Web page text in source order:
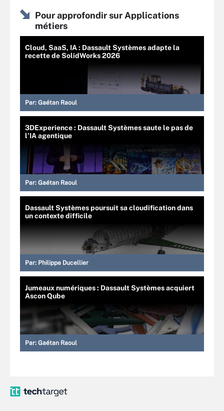
Pour approfondir sur Applications
métiers
Cloud, SaaS, IA : Dassault Systèmes adapte la
recette de SolidWorks 2026
Par: Gaétan Raoul
3DExperience : Dassault Systèmes saute le pas de
l’IA agentique
Par: Gaétan Raoul
Dassault Systèmes poursuit sa cloudification dans
un contexte difficile
Par: Philippe Ducellier
Jumeaux numériques : Dassault Systèmes acquiert
Ascon Qube
Par: Gaétan Raoul